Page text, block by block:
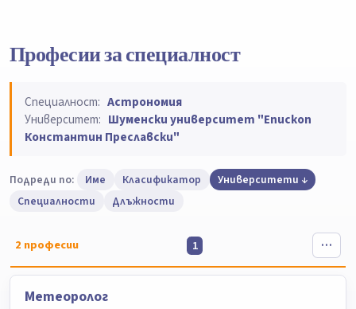
Професии за специалност
Специалност: Астрономия
Университет: Шуменски университет "Епископ
Константин Преславски"
Подреди по: Име Класификатор
Университети
Специалности
Длъжности
2 професии 1
Метеоролог